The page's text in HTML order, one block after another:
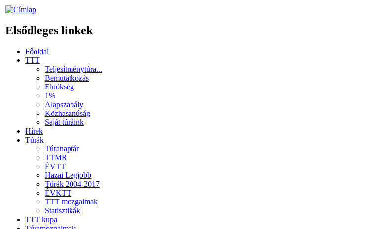
Elsődleges linkek
Főoldal
TTT
Teljesítménytúra...
Bemutatkozás
Elnökség
1%
Alapszabály
Közhasznúság
Saját túráink
Hírek
Túrák
Túranaptár
TTMR
ÉVTT
Hazai Legjobb
Túrák 2004-2017
ÉVKTT
TTT mozgalmak
Statisztikák
TTT kupa